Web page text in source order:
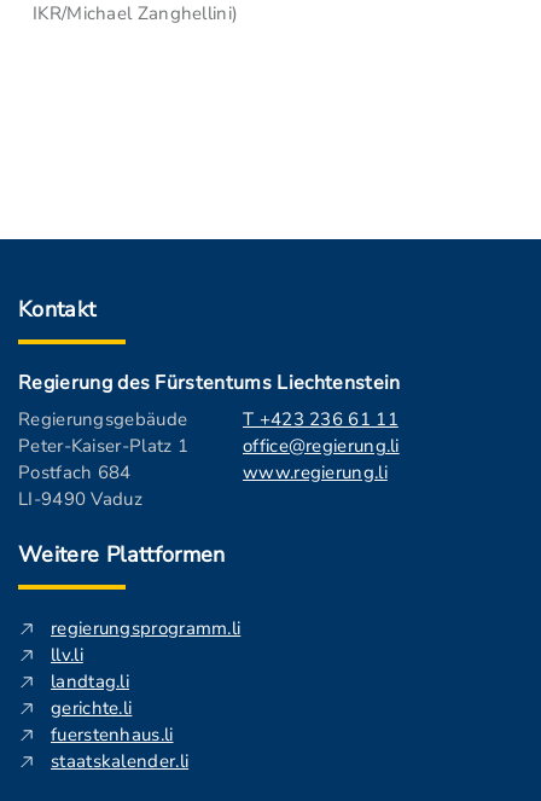
IKR/Michael Zanghellini)
Kontakt
Regierung des Fürstentums Liechtenstein
Regierungsgebäude
Peter-Kaiser-Platz 1
Postfach 684
LI-9490 Vaduz
T +423 236 61 11
office@regierung.li
www.regierung.li
Weitere Plattformen
regierungsprogramm.li
llv.li
landtag.li
gerichte.li
fuerstenhaus.li
staatskalender.li